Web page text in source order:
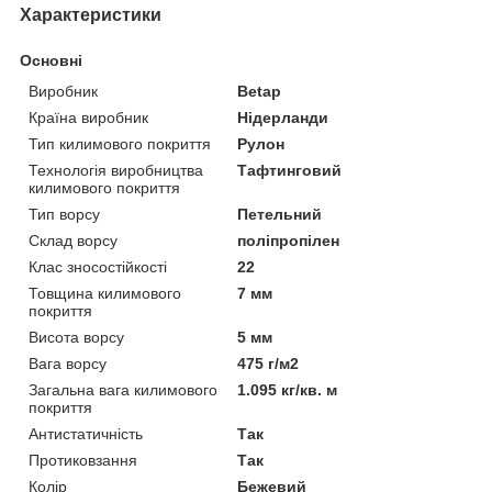
Характеристики
Основні
Виробник
Betap
Країна виробник
Нідерланди
Тип килимового покриття
Рулон
Технологія виробництва
килимового покриття
Тафтинговий
Тип ворсу
Петельний
Склад ворсу
поліпропілен
Клас зносостійкості
22
Товщина килимового
покриття
7 мм
Висота ворсу
5 мм
Вага ворсу
475 г/м2
Загальна вага килимового
покриття
1.095 кг/кв. м
Антистатичність
Так
Протиковзання
Так
Колір
Бежевий